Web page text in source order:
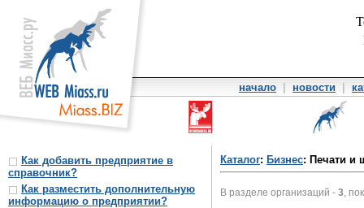
начало новости
Как добавить предприятие в
справочник?
Как разместить дополнительную
информацию о предприятии?
Каталог: Бизнес: Печати и
В разделе организаций - 3 ,